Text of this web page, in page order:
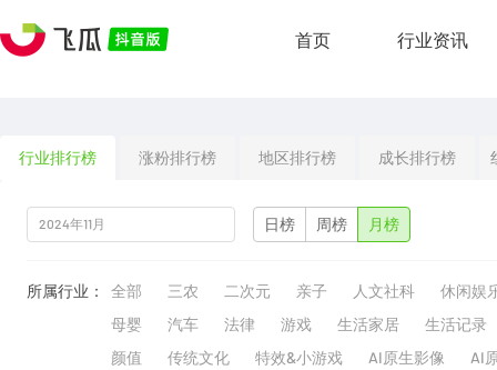
首页 行业资讯
行业排行榜 涨粉排行榜 地区排行榜 成长排行榜
日榜 周榜 月榜
所属行业： 全部 三农 二次元 亲子 人文社科
休闲娱
母婴
汽车 法律 游戏 生活家居
生活记录
颜值
传统文化 特效&小游戏 AI原生影像 AI